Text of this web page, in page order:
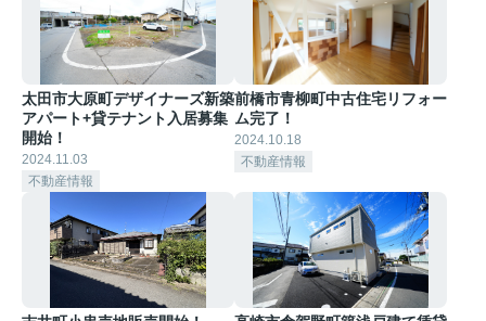
太田市大原町デザイナーズ新築
アパート+貸テナント入居募集
開始！
2024.11.03
不動産情報
前橋市青柳町中古住宅リフォー
ム完了！
2024.10.18
不動産情報